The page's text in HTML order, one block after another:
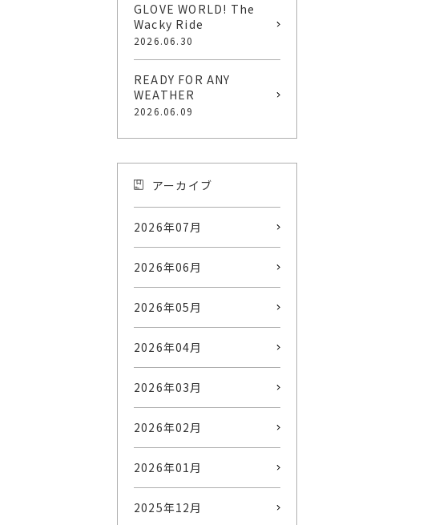
GLOVE WORLD! The
Wacky Ride
2026.06.30
READY FOR ANY
WEATHER
2026.06.09
アーカイブ
2026年07月
2026年06月
2026年05月
2026年04月
2026年03月
2026年02月
2026年01月
2025年12月